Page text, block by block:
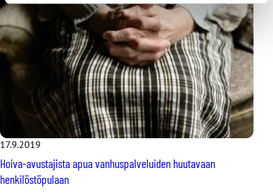
17.9.2019
Hoiva-avustajista apua vanhuspalveluiden huutavaan
henkilöstöpulaan